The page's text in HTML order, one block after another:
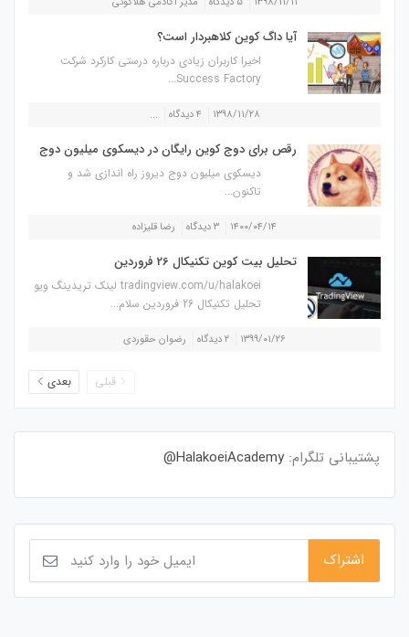
آیا داگ کوین کلاهبردار است؟
اخیرا کاربران زیادی درباره درستی کارکرد شرکت
Success Factory...
۱۳۹۸/۱۱/۲۸ ۴ دیدگاه ...
رقص برای دوج کوین رایگان در دیسکوی میلیون دوج
دیسکوی میلیون دوج دیروز راه اندازی شد و
تاکنون...
۱۴۰۰/۰۴/۱۴ ۳ دیدگاه رضا قلیزاده
تحلیل بیت کوین تکنیکال 26 فروردین
tradingview.com/u/halakoei لینک تریدینگ ویو
تحلیل تکنیکال 26 فروردین سلام...
۱۳۹۹/۰۱/۲۶ ۲ دیدگاه رضوان حقوردی
قبلی بعدی
پشتیبانی تلگرام: HalakoeiAcademy@